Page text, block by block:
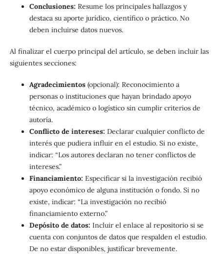
Conclusiones: Resume los principales hallazgos y
destaca su aporte jurídico, científico o práctico. No
deben incluirse datos nuevos.
Al finalizar el cuerpo principal del artículo, se deben incluir las
siguientes secciones:
Agradecimientos(opcional): Reconocimiento a
personas o instituciones que hayan brindado apoyo
técnico, académico o logístico sin cumplir criterios de
autoría.
Conflicto de intereses: Declarar cualquier conflicto de
interés que pudiera influir en el estudio. Si no existe,
indicar: “Los autores declaran no tener conflictos de
intereses.”
Financiamiento: Especificar si la investigación recibió
apoyo económico de alguna institución o fondo. Si no
existe, indicar: “La investigación no recibió
financiamiento externo.”
Depósito de datos: Incluir el enlace al repositorio si se
cuenta con conjuntos de datos que respalden el estudio.
De no estar disponibles, justificar brevemente.